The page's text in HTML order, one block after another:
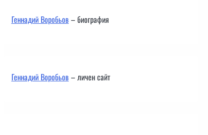
Геннадий Воробьов– биография
Геннадий Воробьов– личен сайт